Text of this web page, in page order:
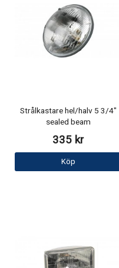
Strålkastare hel/halv 5 3/4"
sealed beam
335 kr
Köp